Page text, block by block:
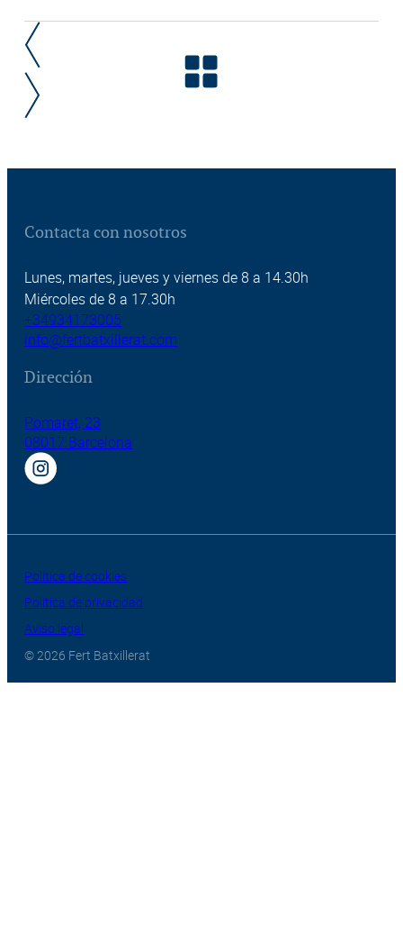
Contacta con nosotros
Lunes, martes, jueves y viernes de 8 a 14.30h
Miércoles de 8 a 17.30h
+34934173005
info@fertbatxillerat.com
Dirección
Pomaret, 23
08017 Barcelona
Política de cookies
Política de privacidad
Aviso legal
© 2026 Fert Batxillerat